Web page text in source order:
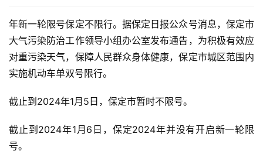
年新一轮限号保定不限行。据保定日报公众号消息，保定市
大气污染防治工作领导小组办公室发布通告，为积极有效应
对重污染天气，保障人民群众身体健康，保定市城区范围内
实施机动车单双号限行。
截止到2024年1月5日，保定市暂时不限号。
截止到2024年1月6日，保定2024年并没有开启新一轮限
号。